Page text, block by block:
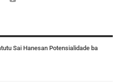
Sai Hanesan Potensialidade ba